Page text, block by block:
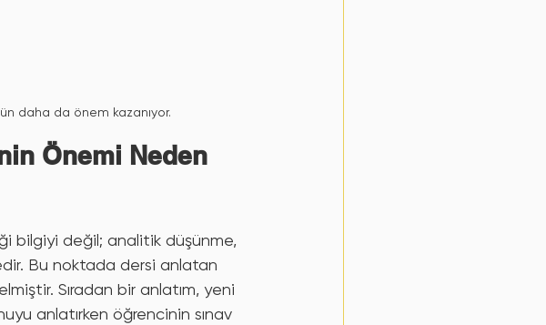
daha da önem kazanıyor.
Önemi Neden
bilgiyi değil; analitik düşünme,
Bu noktada dersi anlatan
Sıradan bir anlatım, yeni
anlatırken öğrencinin sınav